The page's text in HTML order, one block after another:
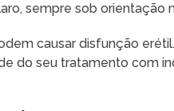
sempre sob orientação
causar disfunção
do seu tratamento com